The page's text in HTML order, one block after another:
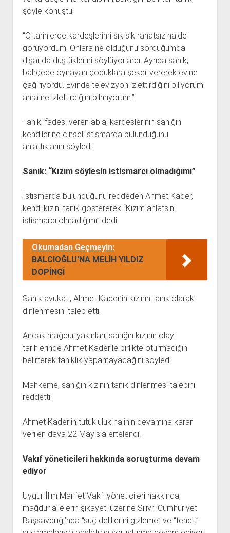
şöyle konuştu:
“O tarihlerde kardeşlerimi sık sık rahatsız halde
görüyordum. Onlara ne olduğunu sorduğumda
dışarıda düştüklerini söylüyorlardı. Ayrıca sanık,
bahçede oynayan çocuklara şeker vererek evine
çağırıyordu. Evinde televizyon izlettirdiğini biliyorum
ama ne izlettirdiğini bilmiyorum.”
Tanık ifadesi veren abla, kardeşlerinin sanığın
kendilerine cinsel istismarda bulunduğunu
anlattıklarını söyledi.
Sanık: “Kızım söylesin istismarcı olmadığımı”
İstismarda bulunduğunu reddeden Ahmet Kader,
kendi kızını tanık göstererek “Kızım anlatsın
istismarcı olmadığımı” dedi.
Okumadan Geçmeyin:
BALCIOĞLU'NA MELİH YILDIZ
DOPİNGİ
Sanık avukatı, Ahmet Kader’in kızının tanık olarak
dinlenmesini talep etti.
Ancak mağdur yakınları, sanığın kızının olay
tarihlerinde Ahmet Kader’le birlikte oturmadığını
belirterek tanıklık yapamayacağını söyledi.
Mahkeme, sanığın kızının tanık dinlenmesi talebini
reddetti.
Ahmet Kader’in tutukluluk halinin devamına karar
verilen dava 22 Mayıs’a ertelendi.
Vakıf yöneticileri hakkında soruşturma devam
ediyor
Uygur İlim Marifet Vakfı yöneticileri hakkında,
mağdur ailelerin şikayeti üzerine Silivri Cumhuriyet
Başsavcılığı’nca “suç delillerini gizleme” ve “tehdit”